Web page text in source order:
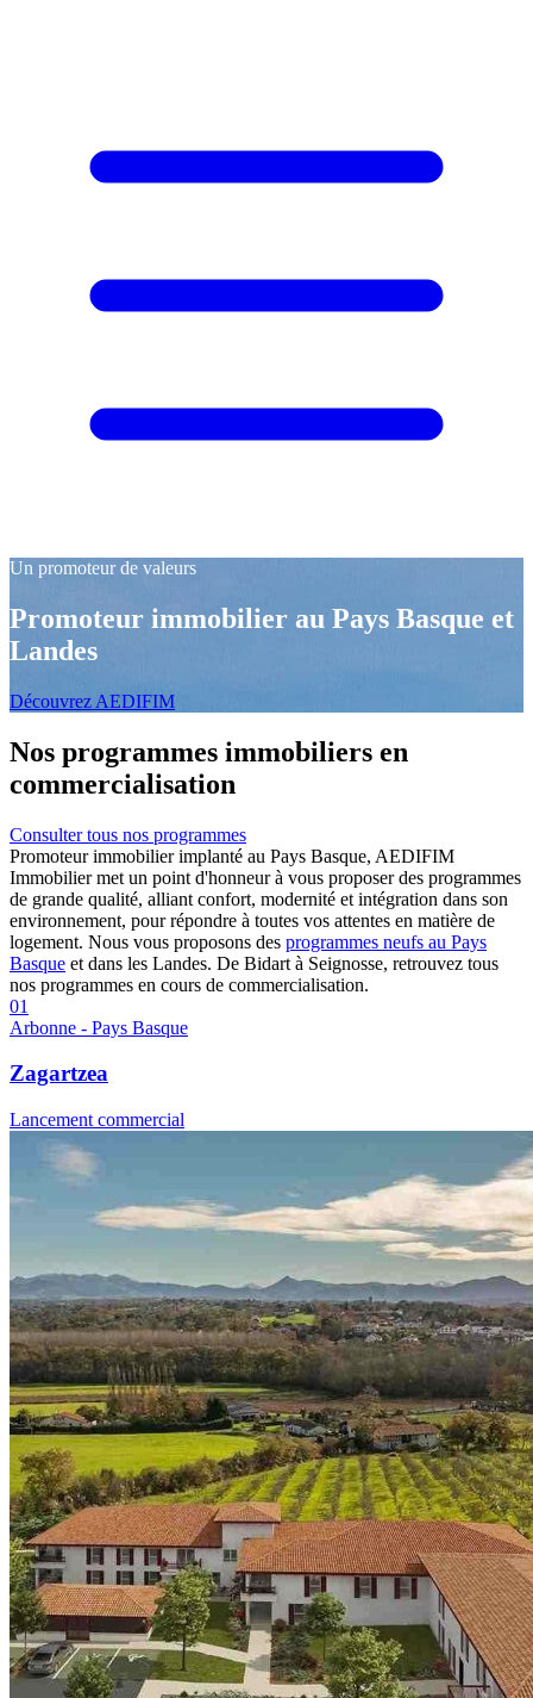
Un promoteur de valeurs
Promoteur immobilier au Pays Basque et
Landes
Découvrez AEDIFIM
Nos programmes immobiliers en
commercialisation
Consulter tous nos programmes
Promoteur immobilier implanté au Pays Basque, AEDIFIM
Immobilier met un point d'honneur à vous proposer des programmes
de grande qualité, alliant confort, modernité et intégration dans son
environnement, pour répondre à toutes vos attentes en matière de
logement. Nous vous proposons des programmes neufs au Pays
Basque et dans les Landes. De Bidart à Seignosse, retrouvez tous
nos programmes en cours de commercialisation.
01
Arbonne - Pays Basque
Zagartzea
Lancement commercial